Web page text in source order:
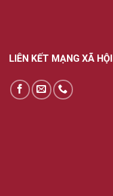
LIÊN KẾT MẠNG XÃ HỘI